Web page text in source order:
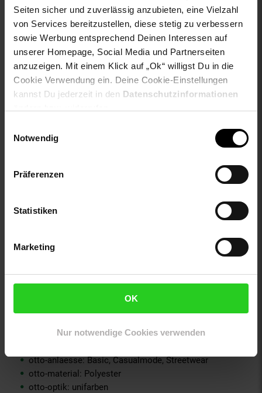
Seiten sicher und zuverlässig anzubieten, eine Vielzahl
von Services bereitzustellen, diese stetig zu verbessern
sowie Werbung entsprechend Deinen Interessen auf
unserer Homepage, Social Media und Partnerseiten
anzuzeigen. Mit einem Klick auf „Ok“ willigst Du in die
Cookie Verwendung ein. Deine Cookie-Einstellungen
kannst Du jederzeit in den Datenschutzinformationen
Notwendig
Präferenzen
Statistiken
Marketing
OK
Nur notwendige Cookies verwenden
ay-material1: keine Angabe
ay-passform schuh: keine Angaben
ay-pullover-materialart: Weitere Stoffart
ay-schuh-acc material: keine Angaben
ay-schuhdetails: keine Angabe
ay-sondergroessen_produktebene: keine Angabe
ay-technologie jeans: keine Angaben
innen_material: 100% not_applicable
material: 100% Polyester
material-fuellung-innenjacke: 100% not_applicable
material-futter-innenjacke: 100% not_applicable
material-oberstoff-innenjacke: 100% not_applicable
material-oberstoff-innenseite: 100% not_applicable
material-oberstoff-oberer-teil: 100% not_applicable
material_futter: 100% not_applicable
otto-anlaesse: Basic, Casualmode, Streetwear
otto-material: Polyester
otto-optik: unifarben